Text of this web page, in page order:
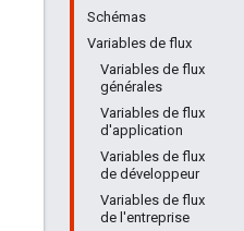
Schémas
Variables de flux
Variables de flux
générales
Variables de flux
d'application
Variables de flux
de développeur
Variables de flux
de l'entreprise